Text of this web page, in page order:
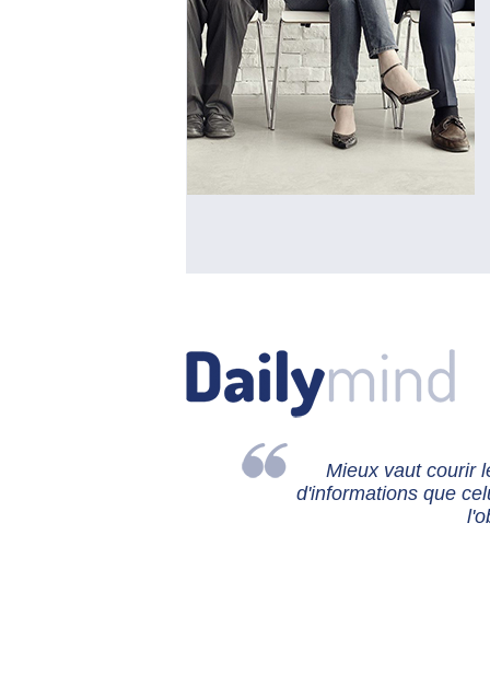
Mieux vaut courir
d'informations que